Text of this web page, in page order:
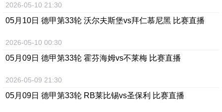
2026-05-10 21:30
05月10日 德甲第33轮 沃尔夫斯堡vs拜仁慕尼黑 比赛直播
2026-05-10 00:30
05月09日 德甲第33轮 霍芬海姆vs不莱梅 比赛直播
2026-05-09 21:30
05月09日 德甲第33轮 RB莱比锡vs圣保利 比赛直播